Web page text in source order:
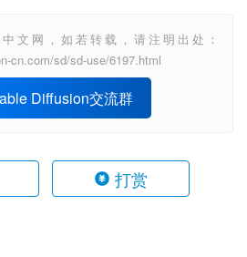
文网，如若转载，请注明出处：
cn.com/sd/sd-use/6197.html
Diffusion交流群
打赏